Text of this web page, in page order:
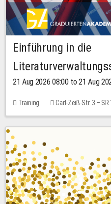
Einführung in die
21 Aug 2026 08:00 to 21 Aug
Training Carl-Zeiß-Str. 3 – SR
10.00 EUR